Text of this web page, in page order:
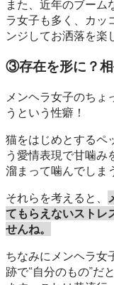
また、近年のブーム
ラ女子も多く、カッ
ンジしてお洒落を楽
③存在を形に？相
メンヘラ女子のちょ
うという性癖！
猫をはじめとするペ
う愛情表現で甘噛み
溜まって噛んでしま
それらを考えると、
てもらえないストレ
せんね。
ちなみにメンヘラ女
跡で“自分のもの”だ